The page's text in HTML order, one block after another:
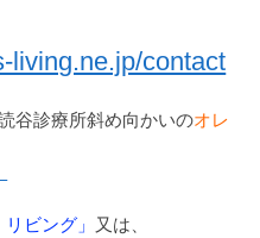
living.ne.jp/contact
谷診療所斜め向かいのオレ
リビング」
又は、